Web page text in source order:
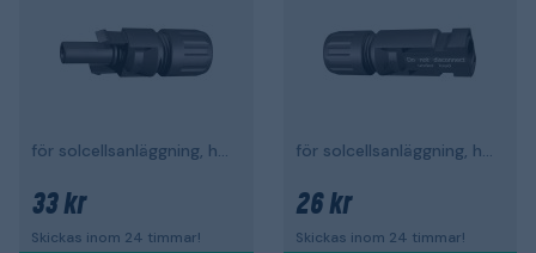
för solcellsanläggning, hona, 5-6 mm
33 kr
Skickas inom 24 timmar!
för solcellsanläggning, hane, 5-6 mm
26 kr
Skickas inom 24 timmar!